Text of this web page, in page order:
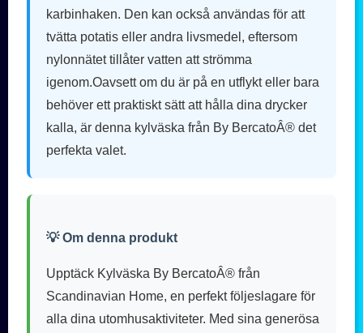
karbinhaken. Den kan också användas för att
tvätta potatis eller andra livsmedel, eftersom
nylonnätet tillåter vatten att strömma
igenom.Oavsett om du är på en utflykt eller bara
behöver ett praktiskt sätt att hålla dina drycker
kalla, är denna kylväska från By BercatoÂ® det
perfekta valet.
💡 Om denna produkt
Upptäck Kylväska By BercatoÂ® från
Scandinavian Home, en perfekt följeslagare för
alla dina utomhusaktiviteter. Med sina generösa